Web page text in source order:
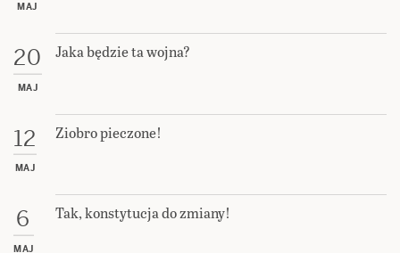
MAJ
20
MAJ
Jaka będzie ta wojna?
12
MAJ
Ziobro pieczone!
6
MAJ
Tak, konstytucja do zmiany!